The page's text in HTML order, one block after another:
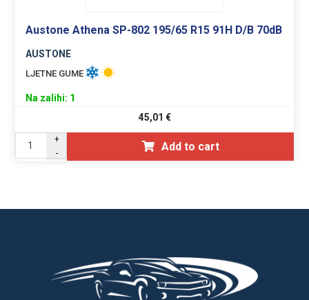
Austone Athena SP-802 195/65 R15 91H D/B 70dB
AUSTONE
LJETNE GUME
Na zalihi: 1
45,01 €
+
-
Add to cart